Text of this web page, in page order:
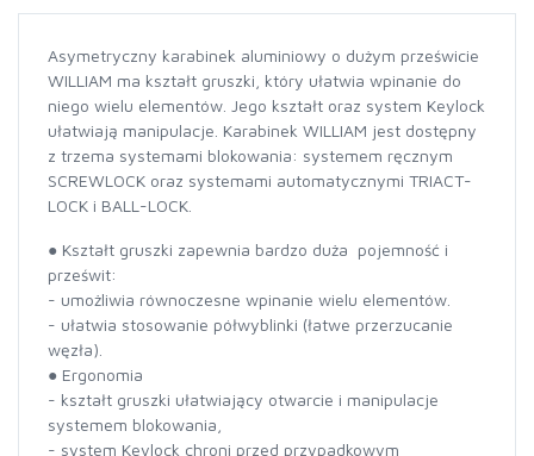
Asymetryczny karabinek aluminiowy o dużym prześwicie
WILLIAM ma kształt gruszki, który ułatwia wpinanie do
niego wielu elementów. Jego kształt oraz system Keylock
ułatwiają manipulacje. Karabinek WILLIAM jest dostępny
z trzema systemami blokowania: systemem ręcznym
SCREWLOCK oraz systemami automatycznymi TRIACT-
LOCK i BALL-LOCK.
● Kształt gruszki zapewnia bardzo duża pojemność i
prześwit:
- umożliwia równoczesne wpinanie wielu elementów.
- ułatwia stosowanie półwyblinki (łatwe przerzucanie
węzła).
● Ergonomia
- kształt gruszki ułatwiający otwarcie i manipulacje
systemem blokowania,
- system Keylock chroni przed przypadkowym